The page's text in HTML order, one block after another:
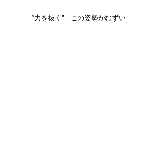
“力を抜く”　この姿勢がむずい